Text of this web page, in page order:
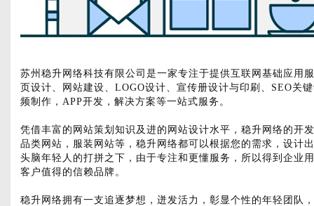
苏州稳升网络科技有限公司是一家专注于提供互联网基础应用
页设计、网站建设、LOGO设计、宣传册设计与印刷、SEO关
频制作，APP开发，解决方案等一站式服务。
凭借丰富的网站策划知识及进的网站设计水平，稳升网络的开
品类网站，服装网站等，稳升网络都可以根据您的需求，设计
头脑年轻人的打拼之下，由于专注和更懂服务，所以得到企业
客户值得的信赖品牌。
稳升网络拥有一支追逐梦想，迸发活力，彰显个性的年轻团队